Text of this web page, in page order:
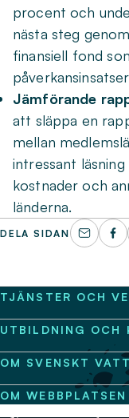
procent och
nästa steg
finansiell fond
Jämförande
att släppa en
mellan
intressant
kostnader och
länderna.
DELA SIDAN
TJÄNSTER OCH
UTBILDNING OCH
OM SVENSKT
OM WEBBPLATSEN